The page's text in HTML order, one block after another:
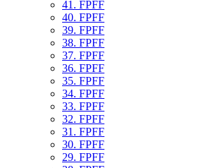
41. FPFF
40. FPFF
39. FPFF
38. FPFF
37. FPFF
36. FPFF
35. FPFF
34. FPFF
33. FPFF
32. FPFF
31. FPFF
30. FPFF
29. FPFF